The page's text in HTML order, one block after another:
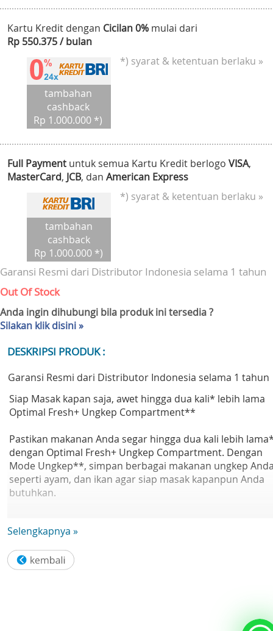
Kartu Kredit dengan Cicilan 0% mulai dari
Rp 550.375 / bulan
tambahan
cashback
Rp 1.000.000 *)
*) syarat & ketentuan berlaku »
Full Payment untuk semua Kartu Kredit berlogo VISA,
MasterCard, JCB, dan American Express
tambahan
cashback
Rp 1.000.000 *)
*) syarat & ketentuan berlaku »
Garansi Resmi dari Distributor Indonesia selama 1 tahun
Out Of Stock
Anda ingin dihubungi bila produk ini tersedia ?
Silakan klik disini »
DESKRIPSI PRODUK :
Garansi Resmi dari Distributor Indonesia selama 1 tahun
Siap Masak kapan saja, awet hingga dua kali* lebih lama
Optimal Fresh+ Ungkep Compartment**
Pastikan makanan Anda segar hingga dua kali lebih
dengan Optimal Fresh+ Ungkep Compartment. Dengan
Mode Ungkep**, simpan berbagai makanan ungkep
seperti ayam, dan ikan agar siap masak kapanpun Anda
butuhkan.
SpaceMax™
Dapatkan kapasitas tambahan hingga 20L* dengan
teknologi SpaceMax™. Insulasi spesial urethane
Selengkapnya »